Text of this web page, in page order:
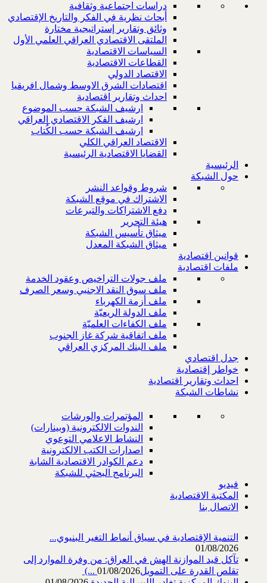
دراسات اجتماعية وثقافية
أبحاث نظرية في الفكر والتاريخ الإقتصادي
وثائق وتقارير إستراتيجية مختارة
الملتقى الاقتصادي العراقي العلمي الأول
السياسات الاقتصادية
القطاعات الاقتصادية
الاقتصاد الدولي
اقتصادات الشرق الاوسط وشمال افريقيا
احداث وتقارير اقتصادية
ارشيف الشبكة حسب الموضوع
ارشيف الفكر الاقتصادي العراقي
ارشيف الشبكة حسب الكُتاب
الاقتصاد العراقي الكلي
القضايا الاقتصادية الرئيسية
الرئيسية
حول الشبكة
شروط وقواعد النشر
الاشتراك في موقع الشبكة
دفع الاشتراكات والتبرعات
هيئة التحرير
ميثاق تأسيس الشبكة
ميثاق الشبكة المعدل
قوانين اقتصادية
ملفات اقتصادية
ملف جولات التراخيص وعقود الخدمة
ملف سوق النقد الاجنبي وسعر الصرف
ملف أزمة الكهرباء
ملف الدولة الريعيّة
ملف الكفاءات العلميّة
ملف اتفاقية شركة غاز الجنوب
ملف البنك المركزي العراقي
جدل اقتصادي
خواطر إقتصادية
احداث وتقارير اقتصادية
نشاطات الشبكة
المؤتمرات والورشات
الندوات الالكترونية (وبينارات)
النشاط الاعلامي التوعوي
اصدارات الكتب الالكترونية
دعم الكوادر الاقتصادية الشابة
البرنامج البحثي للشبكة
فيديو
المكتبة الاقتصادية
الاتصال بنا
التنمية الإقتصادية في سياق أنماط التغير البنيوي...
01/08/2026
تآكل قيد الموازنة الهش في العراق: من وفرة الموارد إلى
تقلص القدرة على التمويل‎ (...01/08/2026